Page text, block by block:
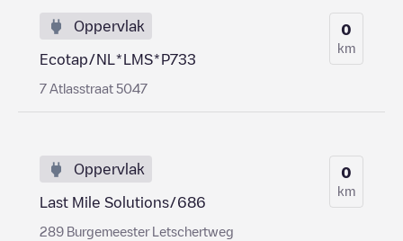
Oppervlak
Ecotap/NL*LMS*P733
7 Atlasstraat 5047
0
km
Oppervlak
Last Mile Solutions/686
289 Burgemeester Letschertweg
0
km